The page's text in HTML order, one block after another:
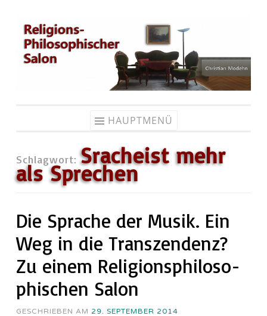
Zum
Inhalt
springen
HAUPTMENÜ
Schlagwort:Sracheist mehr
als Sprechen
Die Sprache der Musik. Ein
Weg in die Transzendenz?
Zu einem Re­li­gi­ons­phi­lo­so­
phi­sch­en Salon
GESCHRIEBEN AM 29. SEPTEMBER 2014